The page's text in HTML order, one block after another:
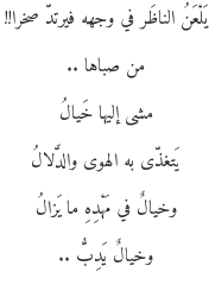
يَلْعَنُ الناظَر في وجهه فيرتدّ صخرا!!
من صباها ..
مشى إليها خَيالُ
يَتغذّى به الهوى والدَّلالُ
وخيالٌ في مَهْدِهِ ما يَزالُ
وخيالٌ يَدِبُّ ..